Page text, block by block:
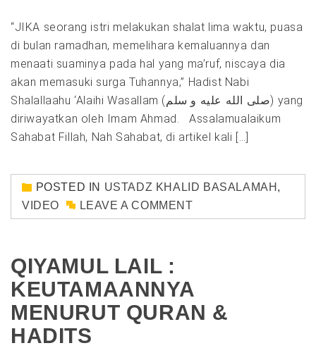
“JIKA seorang istri melakukan shalat lima waktu, puasa
di bulan ramadhan, memelihara kemaluannya dan
menaati suaminya pada hal yang ma’ruf, niscaya dia
akan memasuki surga Tuhannya,” Hadist Nabi
Shalallaahu ‘Alaihi Wasallam (صلى الله عليه و سلم) yang
diriwayatkan oleh Imam Ahmad. Assalamualaikum
Sahabat Fillah, Nah Sahabat, di artikel kali […]
POSTED IN USTADZ KHALID BASALAMAH ,
VIDEO
LEAVE A COMMENT
QIYAMUL LAIL :
KEUTAMAANNYA
MENURUT QURAN &
HADITS